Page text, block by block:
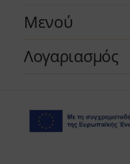
Μενού
Λογαριασμός